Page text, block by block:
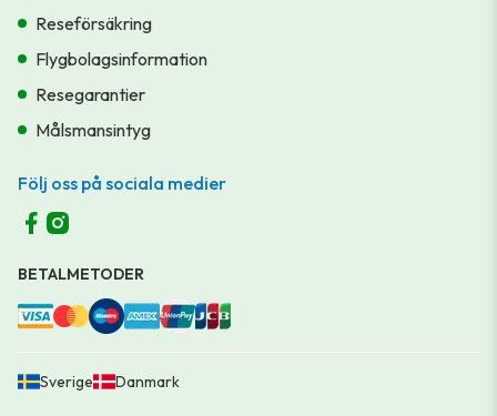
Reseförsäkring
Flygbolagsinformation
Resegarantier
Målsmansintyg
Följ oss på sociala medier
BETALMETODER
Sverige Danmark